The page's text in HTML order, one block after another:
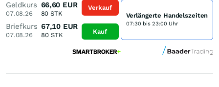
Geldkurs
07.08.26
66,60 EUR
80 STK
Briefkurs
07.08.26
67,10 EUR
80 STK
Verkauf
Kauf
Verlängerte Handelszeiten
07:30 bis 23:00 Uhr